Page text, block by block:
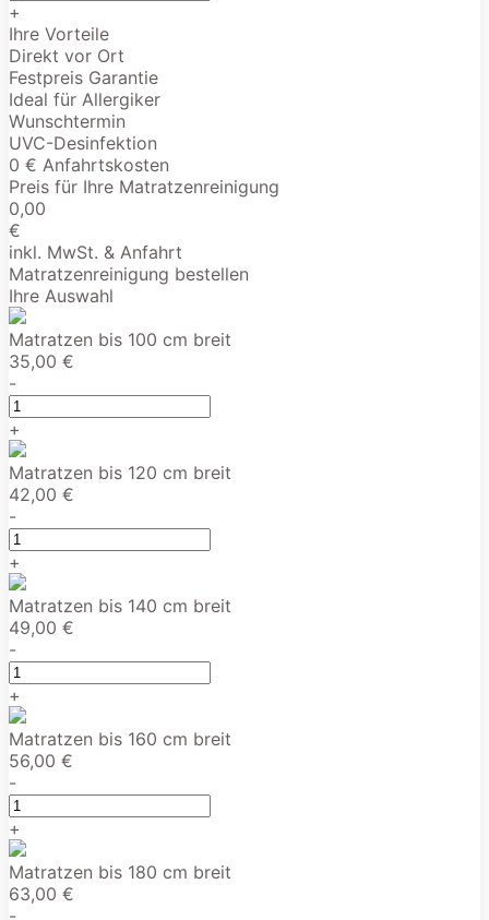
+
Ihre Vorteile
Direkt vor Ort
Festpreis Garantie
Ideal für Allergiker
Wunschtermin
UVC-Desinfektion
0 € Anfahrtskosten
Preis für Ihre Matratzenreinigung
0,00
€
inkl. MwSt. & Anfahrt
Matratzenreinigung bestellen
Ihre Auswahl
Matratzen bis 100 cm breit
35,00 €
-
+
Matratzen bis 120 cm breit
42,00 €
-
+
Matratzen bis 140 cm breit
49,00 €
-
+
Matratzen bis 160 cm breit
56,00 €
-
+
Matratzen bis 180 cm breit
63,00 €